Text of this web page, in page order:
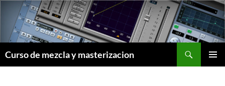
contenido
Curso de mezcla y masterizacion